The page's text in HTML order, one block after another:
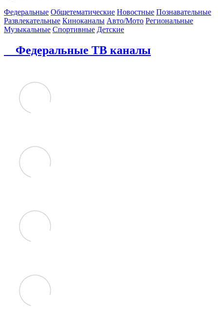
Федеральные Общетематические Новостные Познавательные
Развлекательные Киноканалы Авто/Мото Региональные
Музыкальные Спортивные Детские
Федеральные ТВ каналы